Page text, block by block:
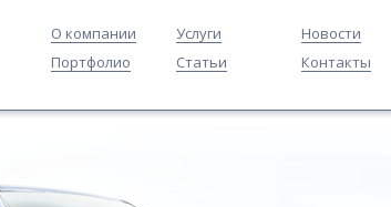
О компании Услуги
Новости
Портфолио Статьи Контакты